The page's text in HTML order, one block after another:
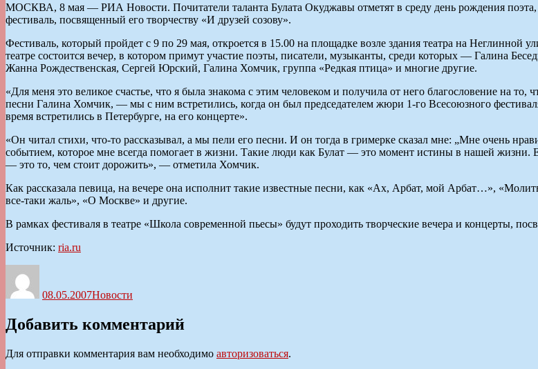
МОСКВА, 8 мая — РИА Новости. Почитатели таланта Булата Окуджавы отметят в среду день рождения
фестиваль, посвященный его творчеству «И друзей созову».
Фестиваль, который пройдет с 9 по 29 мая, откроется в 15.00 на площадке возле здания театра на Неглинной
театре состоится вечер, в котором примут участие поэты, писатели, музыканты, среди которых — Галина
Жанна Рождественская, Сергей Юрский, Галина Хомчик, группа «Редкая птица» и многие другие.
«Для меня это великое счастье, что я была знакома с этим человеком и получила от него благословение на
песни Галина Хомчик, — мы с ним встретились, когда он был председателем жюри 1-го Всесоюзного
время встретились в Петербурге, на его концерте».
«Он читал стихи, что-то рассказывал, а мы пели его песни. И он тогда в гримерке сказал мне: „Мне очень
событием, которое мне всегда помогает в жизни. Такие люди как Булат — это момент истины в нашей жизни.
— это то, чем стоит дорожить», — отметила Хомчик.
Как рассказала певица, на вечере она исполнит такие известные песни, как «Ах, Арбат, мой Арбат…»,
все-таки жаль», «О Москве» и другие.
В рамках фестиваля в театре «Школа современной пьесы» будут проходить творческие вечера и концерты,
Источник: ria.ru
08.05.2007Новости
Добавить комментарий
Для отправки комментария вам необходимо авторизоваться.